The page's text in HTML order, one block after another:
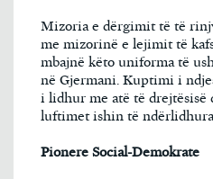
Mizoria e dërgimit të të
me mizorinë e lejimit të
mbajnë këto uniforma të
në Gjermani. Kuptimi i
i lidhur me atë të drejtësisë
luftimet ishin të
Pionere Social-Demokrate